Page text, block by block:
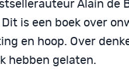
Alain de
Dit is een boek over
en hoop. Over
hebben gelaten.